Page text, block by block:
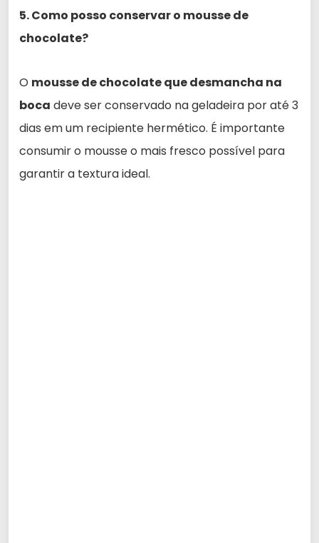
5. Como posso conservar o mousse de
chocolate?
O mousse de chocolate que desmancha na
boca deve ser conservado na geladeira por até 3
dias em um recipiente hermético. É importante
consumir o mousse o mais fresco possível para
garantir a textura ideal.